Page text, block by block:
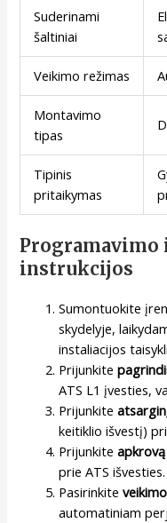
Suderinami
šaltiniai
Veikimo režimas
Montavimo
tipas
Tipinis
pritaikymas
Programavimo
instrukcijos
Sumontuokite
skydelyje,
instaliacijos
Prijunkite
ATS L1 įvesties,
Prijunkite
keitiklio išvestį)
Prijunkiteapkrovą
prie ATS išvesties.
Pasirinkite
automatiniam